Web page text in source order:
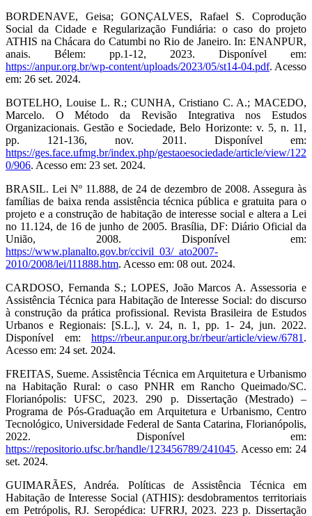
BORDENAVE, Geisa; GONÇALVES, Rafael S. Coprodução
Social da Cidade e Regularização Fundiária: o caso do projeto
ATHIS na Chácara do Catumbi no Rio de Janeiro. In: ENANPUR,
anais. Bélem: pp.1-12, 2023. Disponível em:
https://anpur.org.br/wp-content/uploads/2023/05/st14-04.pdf. Acesso
em: 26 set. 2024.
BOTELHO, Louise L. R.; CUNHA, Cristiano C. A.; MACEDO,
Marcelo. O Método da Revisão Integrativa nos Estudos
Organizacionais. Gestão e Sociedade, Belo Horizonte: v. 5, n. 11,
pp. 121-136, nov. 2011. Disponível em:
https://ges.face.ufmg.br/index.php/gestaoesociedade/article/view/122
0/906. Acesso em: 23 set. 2024.
BRASIL. Lei Nº 11.888, de 24 de dezembro de 2008. Assegura às
famílias de baixa renda assistência técnica pública e gratuita para o
projeto e a construção de habitação de interesse social e altera a Lei
no 11.124, de 16 de junho de 2005. Brasília, DF: Diário Oficial da
União, 2008. Disponível em:
https://www.planalto.gov.br/ccivil_03/_ato2007-
2010/2008/lei/l11888.htm. Acesso em: 08 out. 2024.
CARDOSO, Fernanda S.; LOPES, João Marcos A. Assessoria e
Assistência Técnica para Habitação de Interesse Social: do discurso
à construção da prática profissional. Revista Brasileira de Estudos
Urbanos e Regionais: [S.L.], v. 24, n. 1, pp. 1- 24, jun. 2022.
Disponível em: https://rbeur.anpur.org.br/rbeur/article/view/6781 .
Acesso em: 24 set. 2024.
FREITAS, Sueme. Assistência Técnica em Arquitetura e Urbanismo
na Habitação Rural: o caso PNHR em Rancho Queimado/SC.
Florianópolis: UFSC, 2023. 290 p. Dissertação (Mestrado) –
Programa de Pós-Graduação em Arquitetura e Urbanismo, Centro
Tecnológico, Universidade Federal de Santa Catarina, Florianópolis,
2022. Disponível em:
https://repositorio.ufsc.br/handle/123456789/241045. Acesso em: 24
set. 2024.
GUIMARÃES, Andréa. Políticas de Assistência Técnica em
Habitação de Interesse Social (ATHIS): desdobramentos territoriais
em Petrópolis, RJ. Seropédica: UFRRJ, 2023. 223 p. Dissertação